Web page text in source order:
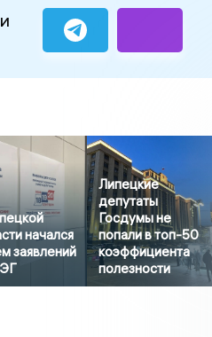
начался
заявлений
Липецкие
депутаты
Госдумы не
попали в топ-50
коэффициента
полезности